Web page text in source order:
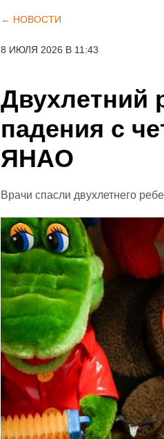
← НОВОСТИ
8 ИЮЛЯ 2026 В 11:43
Двухлетний
падения с
ЯНАО
Врачи спасли двухлетнего